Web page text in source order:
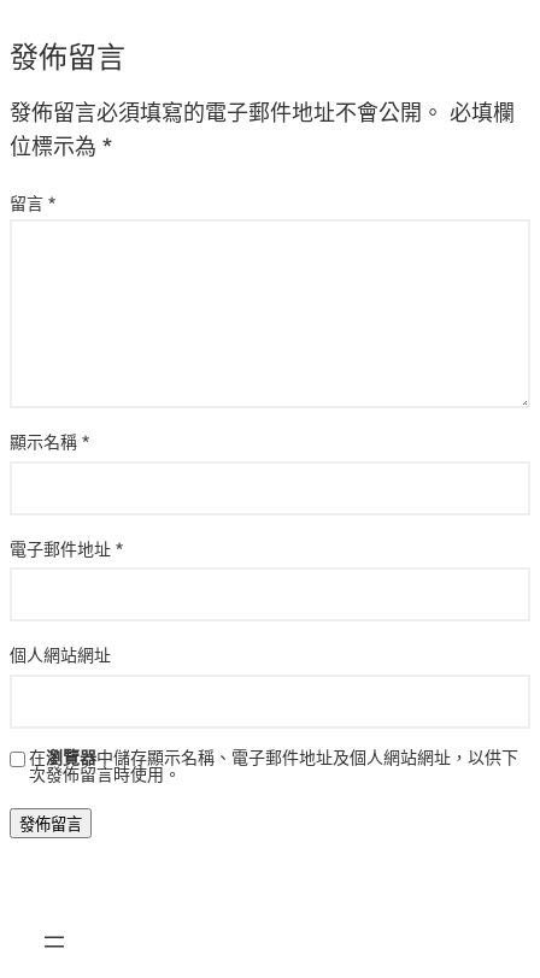
發佈留言
發佈留言必須填寫的電子郵件地址不會公開。 必填欄
位標示為 *
留言 *
顯示名稱 *
電子郵件地址 *
個人網站網址
在瀏覽器中儲存顯示名稱、電子郵件地址及個人網站網址，以供下
次發佈留言時使用。